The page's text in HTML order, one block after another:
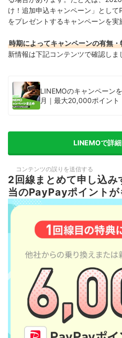
け！追加申込キャンペーン」とし
をプレゼントするキャンペーンを実
時期によってキャンペーンの有無
新情報は下記コンテンツで確認しま
LINEMOのキャンペーン
月｜最大20,000ポイント
LINEMOで詳
コンテンツの誤りを送信する
2回線まとめて申し込
当のPayPayポイントが